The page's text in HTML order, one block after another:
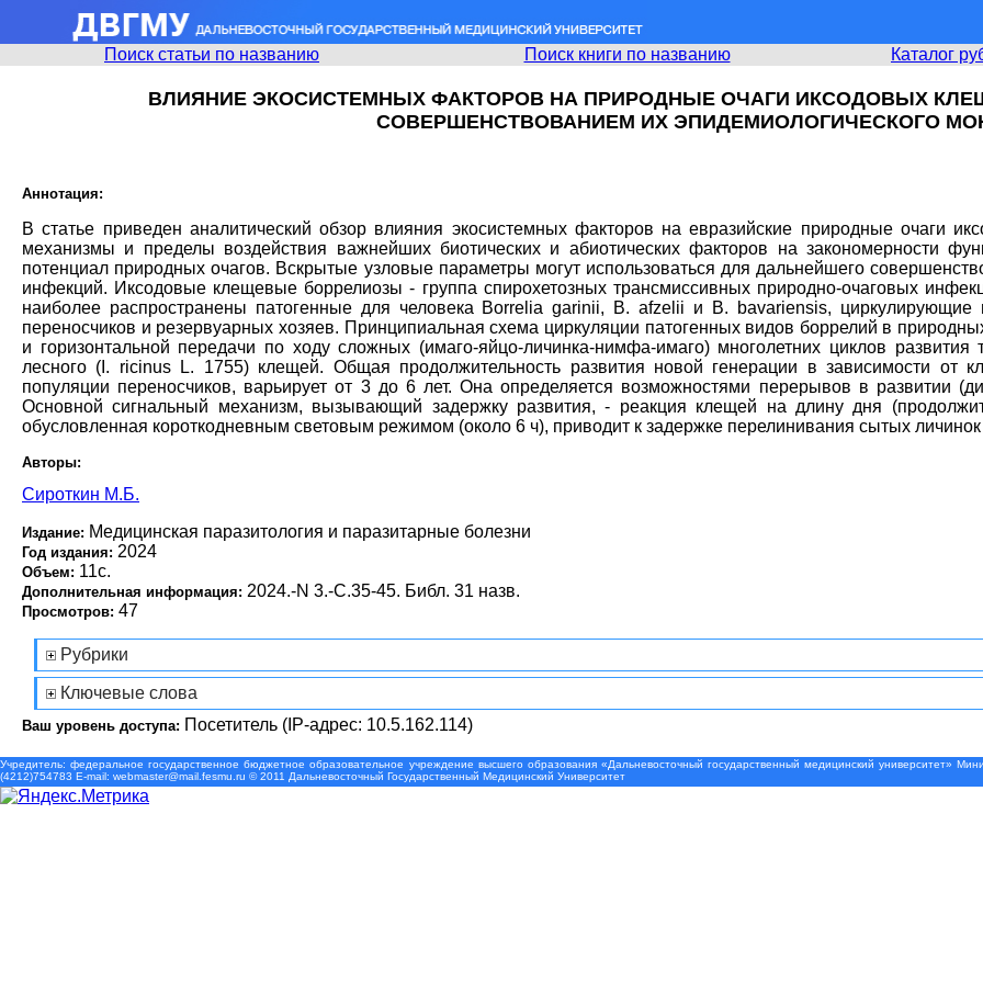
Поиск статьи по названию Поиск книги по названию Каталог
ВЛИЯНИЕ ЭКОСИСТЕМНЫХ ФАКТОРОВ НА ПРИРОДНЫЕ ОЧАГИ ИКСОДОВЫХ
СОВЕРШЕНСТВОВАНИЕМ ИХ ЭПИДЕМИОЛОГИЧЕСКОГО
Аннотация:
В статье приведен аналитический обзор влияния экосистемных факторов на евразийские природные очаги
механизмы и пределы воздействия важнейших биотических и абиотических факторов на закономерности
потенциал природных очагов. Вскрытые узловые параметры могут использоваться для дальнейшего
инфекций. Иксодовые клещевые боррелиозы - группа спирохетозных трансмиссивных природно-очаговых
наиболее распространены патогенные для человека Borrelia garinii, В. afzelii и В. bavariensis, циркулирующие
переносчиков и резервуарных хозяев. Принципиальная схема циркуляции патогенных видов боррелий в
и горизонтальной передачи по ходу сложных (имаго-яйцо-личинка-нимфа-имаго) многолетних циклов
лесного (I. ricinus L. 1755) клещей. Общая продолжительность развития новой генерации в зависимости от
популяции переносчиков, варьирует от 3 до 6 лет. Она определяется возможностями перерывов в развитии
Основной сигнальный механизм, вызывающий задержку развития, - реакция клещей на длину дня
обусловленная короткодневным световым режимом (около 6 ч), приводит к задержке перелинивания сытых
Авторы:
Сироткин М.Б.
Издание: Медицинская паразитология и паразитарные болезни
Год издания: 2024
Объем: 11с.
Дополнительная информация: 2024.-N 3.-С.35-45. Библ. 31 назв.
Просмотров: 47
Рубрики
Ключевые слова
Ваш уровень доступа: Посетитель (IP-адрес: 10.5.162.114)
Учредитель: федеральное государственное бюджетное образовательное учреждение высшего образования «Дальневосточный государственный медицинский университет»
(4212)754783 Е-mail: webmaster@mail.fesmu.ru © 2011 Дальневосточный Государственный Медицинский Университет